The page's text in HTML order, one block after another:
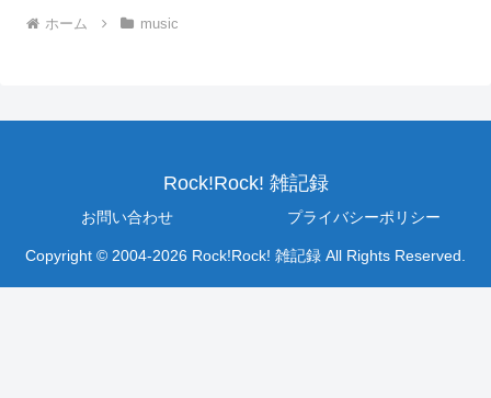
ホーム music
Rock!Rock! 雑記録
お問い合わせ プライバシーポリシー
Copyright © 2004-2026 Rock!Rock! 雑記録 All Rights Reserved.